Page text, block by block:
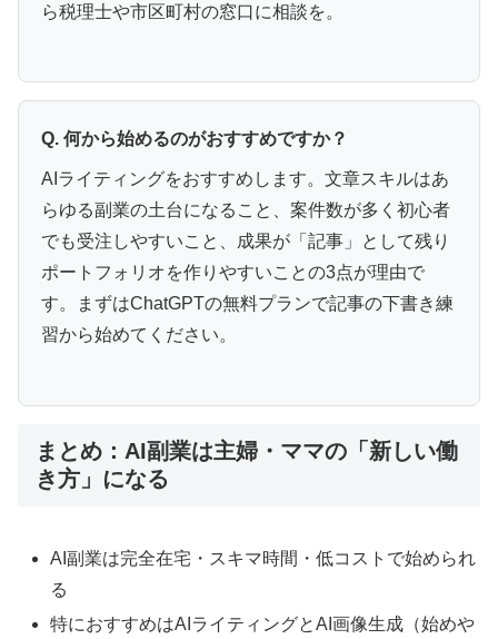
ら税理士や市区町村の窓口に相談を。
Q. 何から始めるのがおすすめですか？
AIライティングをおすすめします。文章スキルはあ
らゆる副業の土台になること、案件数が多く初心者
でも受注しやすいこと、成果が「記事」として残り
ポートフォリオを作りやすいことの3点が理由で
す。まずはChatGPTの無料プランで記事の下書き練
習から始めてください。
まとめ：AI副業は主婦・ママの「新しい働
き方」になる
AI副業は完全在宅・スキマ時間・低コストで始められ
る
特におすすめはAIライティングとAI画像生成（始めや